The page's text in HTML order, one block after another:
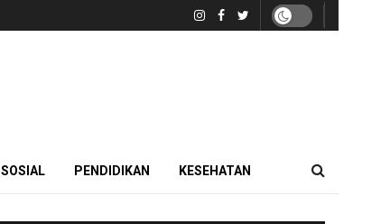
SOSIAL PENDIDIKAN KESEHATAN